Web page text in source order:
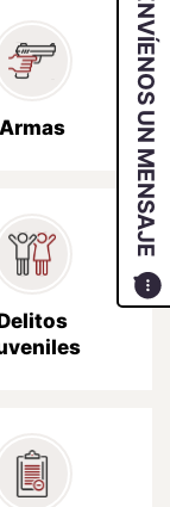
ENVÍENOS UN MENSAJE
Armas